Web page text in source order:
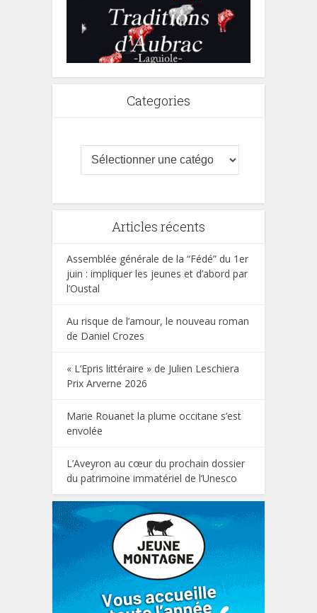
Categories
Articles récents
Assemblée générale de la “Fédé” du 1er
juin : impliquer les jeunes et d’abord par
l’Oustal
Au risque de l’amour, le nouveau roman
de Daniel Crozes
« L’Epris littéraire » de Julien Leschiera
Prix Arverne 2026
Marie Rouanet la plume occitane s’est
envolée
L’Aveyron au cœur du prochain dossier
du patrimoine immatériel de l’Unesco